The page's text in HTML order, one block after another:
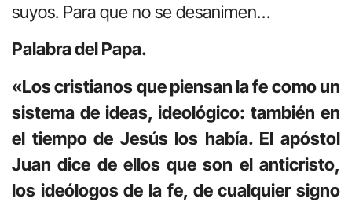
suyos. Para que no se desanimen…
Palabra del Papa.
«Los cristianos que piensan la fe como un
sistema de ideas, ideológico: también en
el tiempo de Jesús los había. El apóstol
Juan dice de ellos que son el anticristo,
los ideólogos de la fe, de cualquier signo